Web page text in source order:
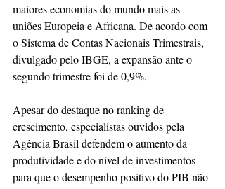
maiores economias do mundo mais as
uniões Europeia e Africana. De acordo com
o Sistema de Contas Nacionais Trimestrais,
divulgado pelo IBGE, a expansão ante o
segundo trimestre foi de 0,9%.
Apesar do destaque no ranking de
crescimento, especialistas ouvidos pela
Agência Brasil defendem o aumento da
produtividade e do nível de investimentos
para que o desempenho positivo do PIB não